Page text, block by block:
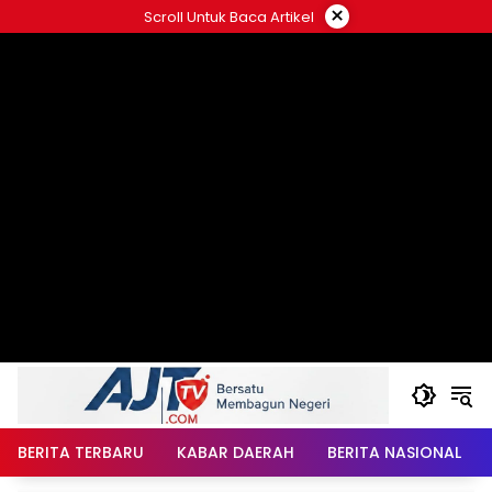
ke
Scroll Untuk Baca Artikel ×
BERITA TERBARU KABAR DAERAH BERITA NASIONAL